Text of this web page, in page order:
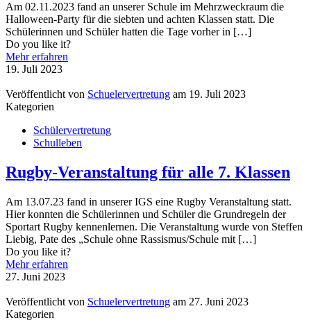
Am 02.11.2023 fand an unserer Schule im Mehrzweckraum die
Halloween-Party für die siebten und achten Klassen statt. Die
Schülerinnen und Schüler hatten die Tage vorher in […]
Do you like it?
Mehr erfahren
19. Juli 2023
Veröffentlicht von Schuelervertretung am 19. Juli 2023
Kategorien
Schülervertretung
Schulleben
Rugby-Veranstaltung für alle 7. Klassen
Am 13.07.23 fand in unserer IGS eine Rugby Veranstaltung statt.
Hier konnten die Schülerinnen und Schüler die Grundregeln der
Sportart Rugby kennenlernen. Die Veranstaltung wurde von Steffen
Liebig, Pate des „Schule ohne Rassismus/Schule mit […]
Do you like it?
Mehr erfahren
27. Juni 2023
Veröffentlicht von Schuelervertretung am 27. Juni 2023
Kategorien